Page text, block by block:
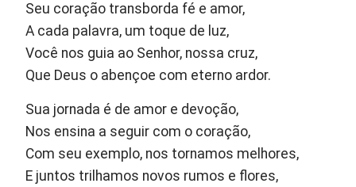
Seu coração transborda fé e amor,
A cada palavra, um toque de luz,
Você nos guia ao Senhor, nossa cruz,
Que Deus o abençoe com eterno ardor.
Sua jornada é de amor e devoção,
Nos ensina a seguir com o coração,
Com seu exemplo, nos tornamos melhores,
E juntos trilhamos novos rumos e flores,